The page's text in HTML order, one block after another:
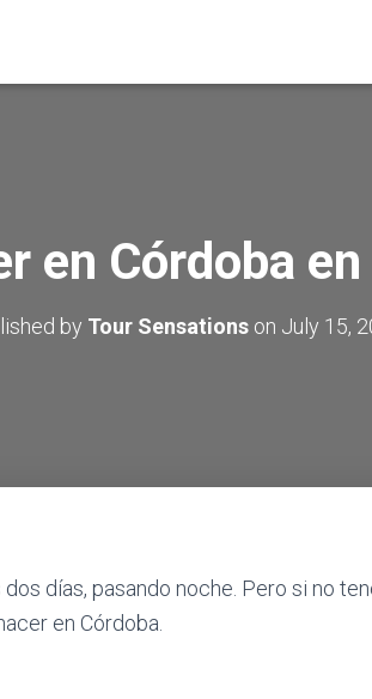
en Córdoba
by Tour Sensationson July 15,
días, pasando noche. Pero si no
en Córdoba.